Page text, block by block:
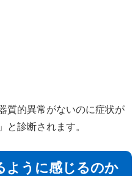
質的異常がないのに症状が
と診断されます。
ように感じるのか